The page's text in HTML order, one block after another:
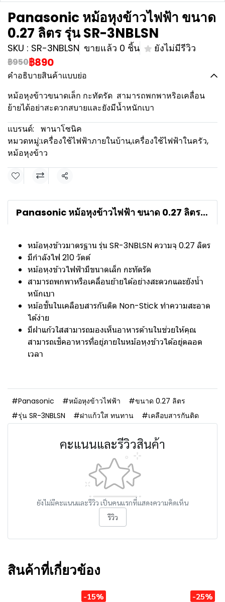
Panasonic หม้อหุงข้าวไฟฟ้า ขนาด
0.27 ลิตร รุ่น SR-3NBLSN
SKU : SR-3NBLSN ขายแล้ว 0 ชิ้น ยังไม่มีรีวิว
฿950฿890
คำอธิบายสินค้าแบบย่อ
หม้อหุงข้าวขนาดเล็ก กะทัดรัด สามารถพกพาหริอเคลื่อน
ย้ายได้อย่าสะดวกสบายและยังมีน้ำหนักเบา
แบรนด์:
พานาโซนิค
หมวดหมู่:เครื่องใช้ไฟฟ้าภายในบ้าน,เครื่องใช้ไฟฟ้าในครัว,
หม้อหุงข้าว
แชร์
Panasonic หม้อหุงข้าวไฟฟ้า ขนาด 0.27 ลิตร รุ่น SR-3NBLSN ฝาแก้วใส ทนทาน ความจุ 0.27 ลิตร เคลือบสารกันติด
หม้อหุงข้าวมาตรฐาน รุ่น SR-3NBLSN ความจุ 0.27 ลิตร
มีกำลังไฟ 210 วัตต์
หม้อหุงข้าวไฟฟ้ามีขนาดเล็ก กะทัดรัด
สามารถพกพาหรือเคลื่อนย้ายได้อย่างสะดวกและยังน้ำ
หนักเบา
หม้อชั้นในเคลือบสารกันติด Non-Stick ทำความสะอาด
ได้ง่าย
มีฝาแก้วใสสามารถมองเห็นอาหารด้านในช่วยให้คุณ
สามารถเช็คอาหารที่อยู่ภายในหม้อหุงข้าวได้อยู่ตลอด
เวลา
#Panasonic #หม้อหุงข้าวไฟฟ้า
#ขนาด 0.27 ลิตร
#รุ่น SR-3NBLSN
#ฝาแก้วใส ทนทาน #เคลือบสารกันติด
คะแนนและรีวิวสินค้า
ยังไม่มีคะแนนและรีวิว เป็นคนแรกที่แสดงความคิดเห็น
รีวิว
สินค้าที่เกี่ยวข้อง
-15% -25%